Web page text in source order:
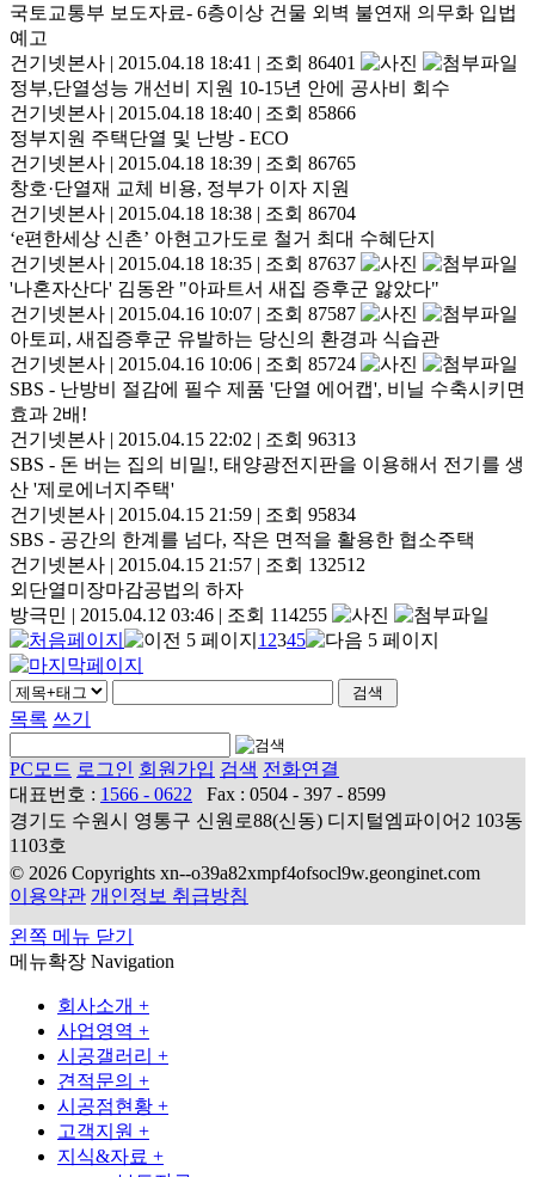
국토교통부 보도자료- 6층이상 건물 외벽 불연재 의무화 입법
예고
건기넷본사 | 2015.04.18 18:41 | 조회 86401
정부,단열성능 개선비 지원 10-15년 안에 공사비 회수
건기넷본사 | 2015.04.18 18:40 | 조회 85866
정부지원 주택단열 및 난방 - ECO
건기넷본사 | 2015.04.18 18:39 | 조회 86765
창호·단열재 교체 비용, 정부가 이자 지원
건기넷본사 | 2015.04.18 18:38 | 조회 86704
‘e편한세상 신촌’ 아현고가도로 철거 최대 수혜단지
건기넷본사 | 2015.04.18 18:35 | 조회 87637
'나혼자산다' 김동완 "아파트서 새집 증후군 앓았다"
건기넷본사 | 2015.04.16 10:07 | 조회 87587
아토피, 새집증후군 유발하는 당신의 환경과 식습관
건기넷본사 | 2015.04.16 10:06 | 조회 85724
SBS - 난방비 절감에 필수 제품 '단열 에어캡', 비닐 수축시키면
효과 2배!
건기넷본사 | 2015.04.15 22:02 | 조회 96313
SBS - 돈 버는 집의 비밀!, 태양광전지판을 이용해서 전기를 생
산 '제로에너지주택'
건기넷본사 | 2015.04.15 21:59 | 조회 95834
SBS - 공간의 한계를 넘다, 작은 면적을 활용한 협소주택
건기넷본사 | 2015.04.15 21:57 | 조회 132512
외단열미장마감공법의 하자
방극민 | 2015.04.12 03:46 | 조회 114255
1 2345
목록 쓰기
PC모드 로그인 회원가입 검색 전화연결
대표번호 : 1566 - 0622
Fax : 0504 - 397 - 8599
경기도 수원시 영통구 신원로88(신동) 디지털엠파이어2 103동
1103호
© 2026 Copyrights xn--o39a82xmpf4ofsocl9w.geonginet.com
이용약관 개인정보 취급방침
왼쪽 메뉴 닫기
메뉴확장 Navigation
회사소개 +
사업영역 +
시공갤러리 +
견적문의 +
시공점현황 +
고객지원 +
지식&자료 +